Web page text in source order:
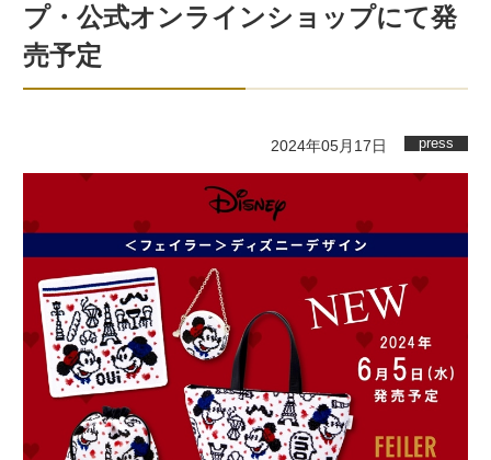
プ・公式オンラインショップにて発
売予定
2024年05月17日 press